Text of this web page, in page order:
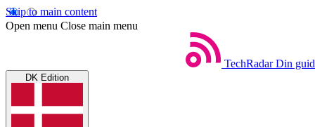
Skip to main content
Open menu Close main menu
TechRadar Din
DK Edition